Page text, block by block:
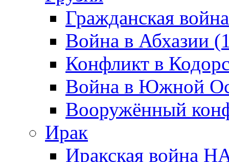
Гражданская
Война в Абхазии
Конфликт в
Война в Южной
Вооружённый
Ирак
Иракская война